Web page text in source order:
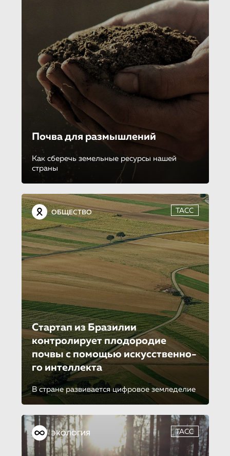
Почва для размышлений
Как сберечь земельные ресурсы нашей
страны
ОБЩЕСТВО ТАСС
Стартап из Бразилии
контролирует плодородие
почвы с помощью искусственно­
го интеллекта
В стране развивается цифровое земледелие
ЭКОЛОГИЯ ТАСС